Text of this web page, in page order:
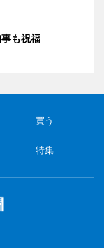
も祝福
買う
特集